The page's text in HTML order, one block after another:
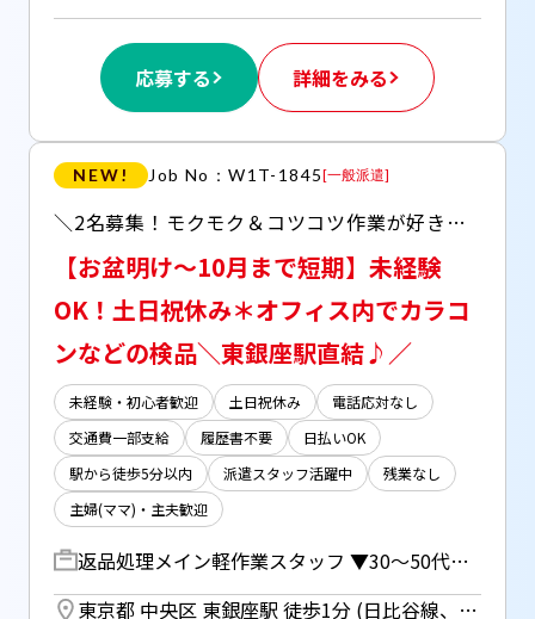
応募する 詳細をみる
NEW! Job No：W1T-1845[一般派遣]
＼2名募集！モクモク＆コツコツ作業が好きな方にオススメ♪／ ＊超便利！無料でお弁当支給＆ドリンクサーバーあり！ ＊分からないことは気軽に聞ける環境でお仕事しやすい♪ ＊完全週休二日制＆17時定時で残業なし◎
【お盆明け～10月まで短期】未経験
OK！土日祝休み＊オフィス内でカラコ
ンなどの検品＼東銀座駅直結♪／
未経験・初心者歓迎 土日祝休み
電話応対なし
交通費一部支給
履歴書不要
日払いOK
駅から徒歩5分以内
派遣スタッフ活躍中
残業なし
主婦(ママ)・主夫歓迎
返品処理メイン軽作業スタッフ ▼30～50代女性向けコスメ・サプリ販売の通販会社さん！ 扱うのは【主にコンタクト】などの軽量商品♪ ▼商品のサンプルプレゼントもあり！ ＜＜作業の流れ＞＞ [1]箱を開ける [2]商品の検品チェック [3]納品書の有無を確認し、受注番号をシステム入力 [4]システムへ返品項目の入力＆箱をつぶす ＊空調の効いたキレイなオフィス内で作業！ ＊マニュアル完備＆聞きやすい環境で安心♪
東京都 中央区 東銀座駅 徒歩1分 (日比谷線、都営浅草線) ／ 銀座駅 徒歩5分 (銀座線、丸の内線、日比谷線)